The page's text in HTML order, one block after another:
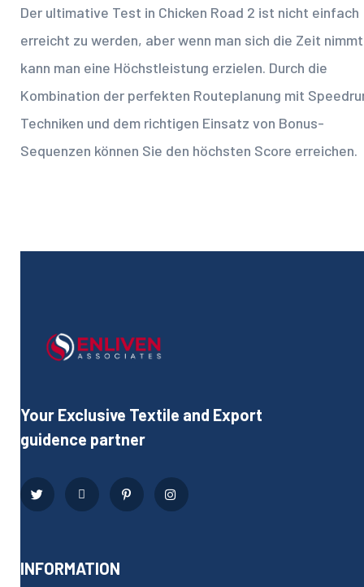
Der ultimative Test in Chicken Road 2 ist nicht einfach
erreicht zu werden, aber wenn man sich die Zeit
kann man eine Höchstleistung erzielen. Durch die
Kombination der perfekten Routeplanung mit
Techniken und dem richtigen Einsatz von Bonus-
Sequenzen können Sie den höchsten Score erreichen.
Your Exclusive Textile and Export
guidence partner
INFORMATION